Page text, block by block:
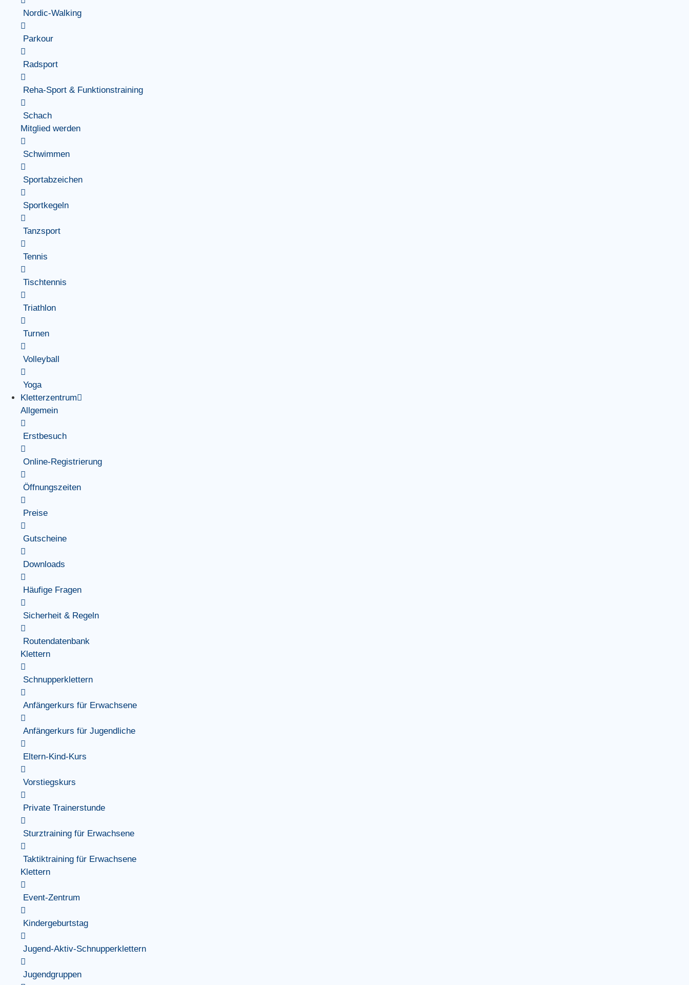
Nordic-Walking
Parkour
Radsport
Reha-Sport & Funktionstraining
Schach
Mitglied werden
Schwimmen
Sportabzeichen
Sportkegeln
Tanzsport
Tennis
Tischtennis
Triathlon
Turnen
Volleyball
Yoga
Kletterzentrum
Allgemein
Erstbesuch
Online-Registrierung
Öffnungszeiten
Preise
Gutscheine
Downloads
Häufige Fragen
Sicherheit & Regeln
Routendatenbank
Klettern
Schnupperklettern
Anfängerkurs für Erwachsene
Anfängerkurs für Jugendliche
Eltern-Kind-Kurs
Vorstiegskurs
Private Trainerstunde
Sturztraining für Erwachsene
Taktiktraining für Erwachsene
Klettern
Event-Zentrum
Kindergeburtstag
Jugend-Aktiv-Schnupperklettern
Jugendgruppen